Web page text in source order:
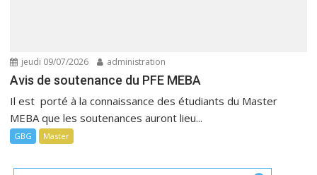
jeudi 09/07/2026 administration
Avis de soutenance du PFE MEBA
Il est porté à la connaissance des étudiants du Master
MEBA que les soutenances auront lieu...
GBG Master